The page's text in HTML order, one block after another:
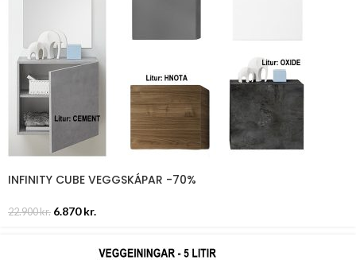
INFINITY CUBE VEGGSKÁPAR -70%
22.900kr. 6.870kr.